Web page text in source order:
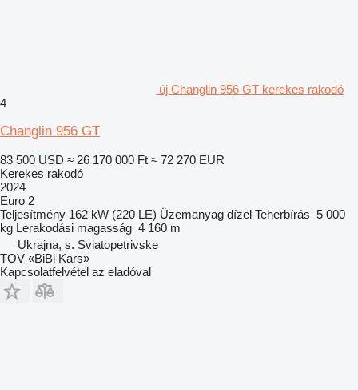
új Changlin 956 GT kerekes rakodó
4
Changlin 956 GT
83 500 USD ≈ 26 170 000 Ft ≈ 72 270 EUR
Kerekes rakodó
2024
Euro 2
Teljesítmény 162 kW (220 LE) Üzemanyag dízel Teherbírás 5 000
kg Lerakodási magasság 4 160 m
Ukrajna, s. Sviatopetrivske
TOV «BiBi Kars»
Kapcsolatfelvétel az eladóval